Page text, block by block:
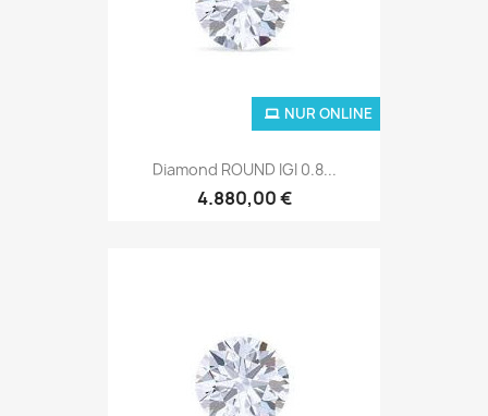
Diamond ROUND IGI 0.8...
4.880,00 €
NUR ONLINE